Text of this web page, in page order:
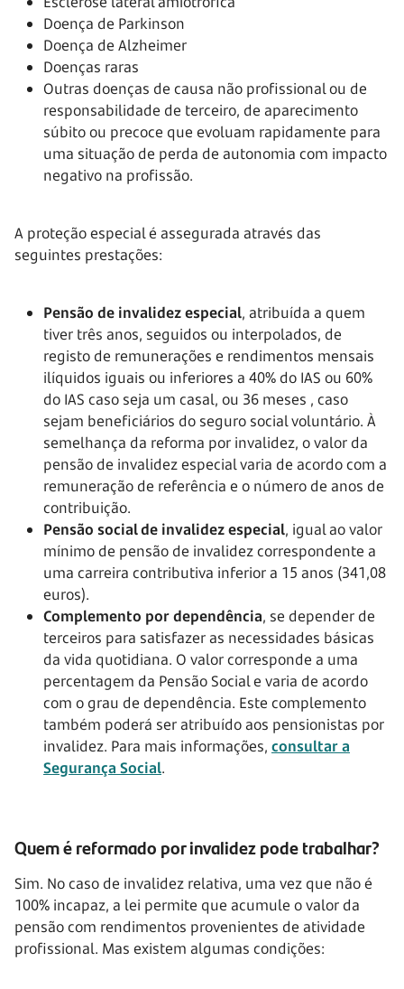
Doença de Parkinson
Doença de Alzheimer
Doenças raras
Outras doenças de causa não profissional ou de
responsabilidade de terceiro, de aparecimento
súbito ou precoce que evoluam rapidamente para
uma situação de perda de autonomia com impacto
negativo na profissão.
A proteção especial é assegurada através das
seguintes prestações:
Pensão de invalidez especial, atribuída a quem
tiver três anos, seguidos ou interpolados, de
registo de remunerações e rendimentos mensais
ilíquidos iguais ou inferiores a 40% do IAS ou 60%
do IAS caso seja um casal, ou 36 meses , caso
sejam beneficiários do seguro social voluntário. À
semelhança da reforma por invalidez, o valor da
pensão de invalidez especial varia de acordo com a
remuneração de referência e o número de anos de
contribuição.
Pensão social de invalidez especial, igual ao valor
mínimo de pensão de invalidez correspondente a
uma carreira contributiva inferior a 15 anos (341,08
euros).
Complemento por dependência, se depender de
terceiros para satisfazer as necessidades básicas
da vida quotidiana. O valor corresponde a uma
percentagem da Pensão Social e varia de acordo
com o grau de dependência. Este complemento
também poderá ser atribuído aos pensionistas por
invalidez. Para mais informações, consultar a
Segurança Social.
Quem é reformado por invalidez pode trabalhar?
Sim. No caso de invalidez relativa, uma vez que não é
100% incapaz, a lei permite que acumule o valor da
pensão com rendimentos provenientes de atividade
profissional. Mas existem algumas condições: